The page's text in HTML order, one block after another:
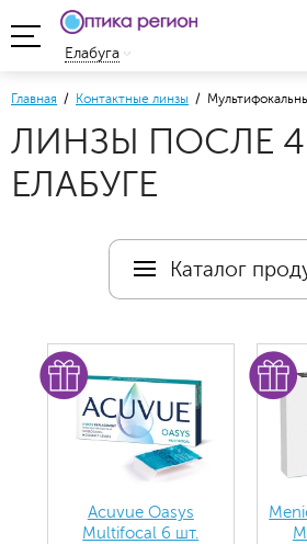
Елабуга
Главная / Контактные линзы /
ЛИНЗЫ ПОСЛЕ
ЕЛАБУГЕ
Каталог
Acuvue Oasys
Multifocal 6 шт.